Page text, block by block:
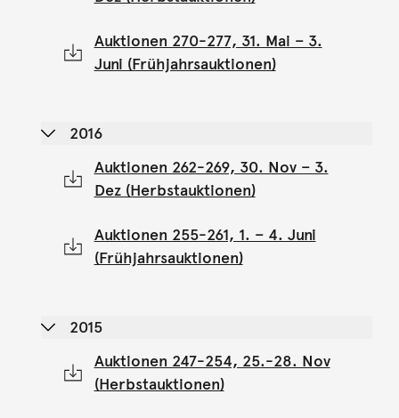
Auktionen 270-277, 31. Mai – 3.
Juni (Frühjahrsauktionen)
2016
Auktionen 262-269, 30. Nov – 3.
Dez (Herbstauktionen)
Auktionen 255-261, 1. – 4. Juni
(Frühjahrsauktionen)
2015
Auktionen 247-254, 25.-28. Nov
(Herbstauktionen)